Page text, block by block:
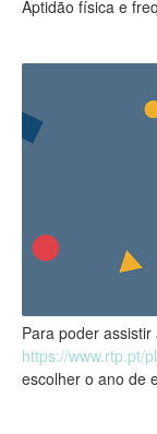
Aptidão física e
Para poder
https://www.rtp.pt/
escolher o ano de